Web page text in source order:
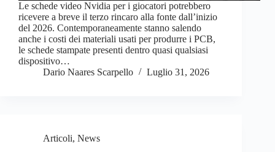
Le schede video Nvidia per i giocatori potrebbero
ricevere a breve il terzo rincaro alla fonte dall’inizio
del 2026. Contemporaneamente stanno salendo
anche i costi dei materiali usati per produrre i PCB,
le schede stampate presenti dentro quasi qualsiasi
dispositivo…
Dario Naares Scarpello
Luglio 31, 2026
Articoli, News